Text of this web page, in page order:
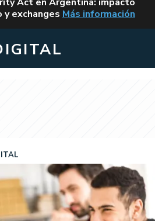
exchanges CLARITY ACT EN
Más información